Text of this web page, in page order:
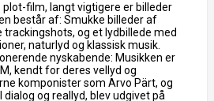
plot-film, langt vigtigere er billeder
består af: Smukke billeder af
og et lydbillede med
naturlyd og klassisk musik.
nyskabende: Musikken er
kendt for deres vellyd og
komponister som Arvo Pärt, og
dialog og reallyd, blev udgivet på